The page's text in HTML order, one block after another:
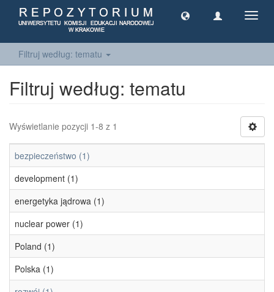
Filtruj według: tematu
Filtruj według: tematu
Wyświetlanie pozycji 1-8 z 1
bezpieczeństwo (1)
development (1)
energetyka jądrowa (1)
nuclear power (1)
Poland (1)
Polska (1)